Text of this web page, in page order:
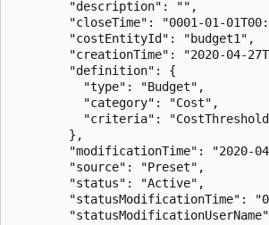
        "description": "",
"closeTime": "0001-01-
        "costEntityId": "budget1",
"creationTime": "2020-04-
        "definition": {
          "type": "Budget",
          "category": "Cost",
"criteria":
        },
"modificationTime": "2020-
        "source": "Preset",
        "status": "Active",
"statusModificationTime":